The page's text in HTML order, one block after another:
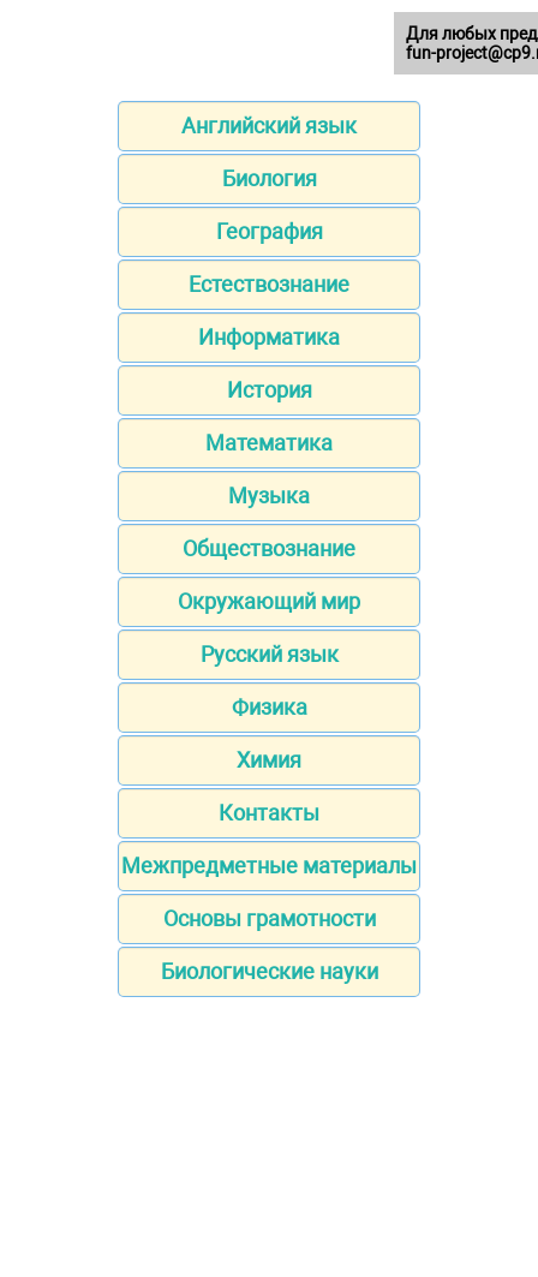
Английский язык
Биология
География
Естествознание
Информатика
История
Математика
Музыка
Обществознание
Окружающий мир
Русский язык
Физика
Химия
Контакты
Межпредметные материалы
Основы грамотности
Биологические науки
Для любых
fun-